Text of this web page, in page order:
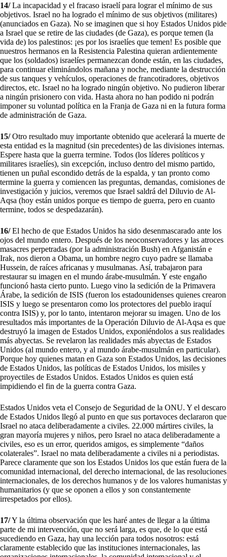
14/La incapacidad y el fracaso israelí para lograr el mínimo de sus
objetivos. Israel no ha logrado el mínimo de sus objetivos (militares)
(anunciados en Gaza). No se imaginen que si hoy Estados Unidos pide
a Israel que se retire de las ciudades (de Gaza), es porque temen (la
vida de) los palestinos: ¡es por los israelíes que temen! Es posible que
nuestros hermanos en la Resistencia Palestina quieran ardientemente
que los (soldados) israelíes permanezcan donde están, en las ciudades,
para continuar eliminándolos mañana y noche, mediante la destrucción
de sus tanques y vehículos, operaciones de francotiradores, objetivos
directos, etc. Israel no ha logrado ningún objetivo. No pudieron liberar
a ningún prisionero con vida. Hasta ahora no han podido ni podrán
imponer su voluntad política en la Franja de Gaza ni en la futura forma
de administración de Gaza.
15/Otro resultado muy importante obtenido que acelerará la muerte de
esta entidad es la magnitud (sin precedentes) de las divisiones internas.
Espere hasta que la guerra termine. Todos (los líderes políticos y
militares israelíes), sin excepción, incluso dentro del mismo partido,
tienen un puñal escondido detrás de la espalda, y tan pronto como
termine la guerra y comiencen las preguntas, demandas, comisiones de
investigación y juicios, veremos que Israel saldrá del Diluvio de Al-
Aqsa (hoy están unidos porque es tiempo de guerra, pero en cuanto
termine, todos se despedazarán).
16/El hecho de que Estados Unidos ha sido desenmascarado ante los
ojos del mundo entero. Después de los neoconservadores y las atroces
masacres perpetradas (por la administración Bush) en Afganistán e
Irak, nos dieron a Obama, un hombre negro cuyo padre se llamaba
Hussein, de raíces africanas y musulmanas. Así, trabajaron para
restaurar su imagen en el mundo árabe-musulmán. Y este engaño
funcionó hasta cierto punto. Luego vino la sedición de la Primavera
Árabe, la sedición de ISIS (fueron los estadounidenses quienes crearon
ISIS y luego se presentaron como los protectores del pueblo iraquí
contra ISIS) y, por lo tanto, intentaron mejorar su imagen. Uno de los
resultados más importantes de la Operación Diluvio de Al-Aqsa es que
destruyó la imagen de Estados Unidos, exponiéndolos a sus realidades
más abyectas. Se revelaron las realidades más abyectas de Estados
Unidos (al mundo entero, y al mundo árabe-musulmán en particular).
Porque hoy quienes matan en Gaza son Estados Unidos, las decisiones
de Estados Unidos, las políticas de Estados Unidos, los misiles y
proyectiles de Estados Unidos. Estados Unidos es quien está
impidiendo el fin de la guerra contra Gaza.
Estados Unidos veta el Consejo de Seguridad de la ONU. Y el descaro
de Estados Unidos llegó al punto en que sus portavoces declararon que
Israel no ataca deliberadamente a civiles. 22.000 mártires civiles, la
gran mayoría mujeres y niños, pero Israel no ataca deliberadamente a
civiles, eso es un error, queridos amigos, es simplemente “daños
colaterales”. Israel no mata deliberadamente a civiles ni a periodistas.
Parece claramente que son los Estados Unidos los que están fuera de la
comunidad internacional, del derecho internacional, de las resoluciones
internacionales, de los derechos humanos y de los valores humanistas y
humanitarios (y que se oponen a ellos y son constantemente
irrespetados por ellos).
17/Y la última observación que les haré antes de llegar a la última
parte de mi intervención, que no será larga, es que, de lo que está
sucediendo en Gaza, hay una lección para todos nosotros: está
claramente establecido que las instituciones internacionales, las